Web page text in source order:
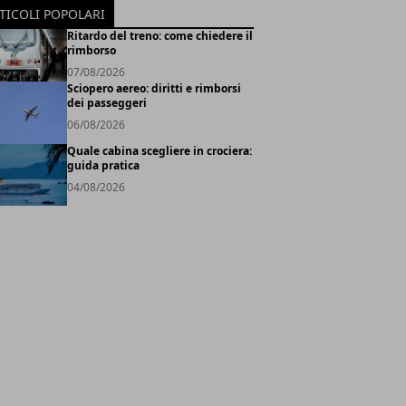
POPOLARI
Ritardo del treno: come chiedere il
rimborso
07/08/2026
Sciopero aereo: diritti e rimborsi
dei passeggeri
06/08/2026
Quale cabina scegliere in crociera:
guida pratica
04/08/2026